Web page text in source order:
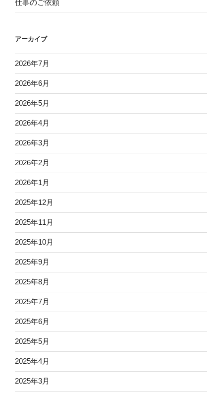
仕事のご依頼
アーカイブ
2026年7月
2026年6月
2026年5月
2026年4月
2026年3月
2026年2月
2026年1月
2025年12月
2025年11月
2025年10月
2025年9月
2025年8月
2025年7月
2025年6月
2025年5月
2025年4月
2025年3月